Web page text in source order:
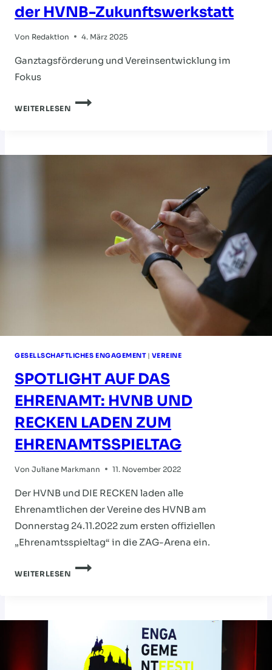
der HVNB-Zukunftswerkstatt
Von Redaktion 4. März 2025
Ganztagsförderung und Vereinsentwicklung im
Fokus
WEITERLESEN
KARSTEN
GESELLSCHAFTLICHES ENGAGEMENT| VEREINE
SPOTLIGHT AUF DAS
EHRENAMT: HVNB UND
RECKEN LADEN ZUM
EHRENAMTSSPIELTAG
Von Juliane Markmann 11. November 2022
Der HVNB und DIE RECKEN laden alle
Ehrenamtlichen der Vereine des HVNB am
Donnerstag 24.11.2022 zum ersten offiziellen
„Ehrenamtsspieltag“ in die ZAG-Arena ein.
WEITERLESEN
SPOTLIGHT
RECKEN
LADEN
ZUM